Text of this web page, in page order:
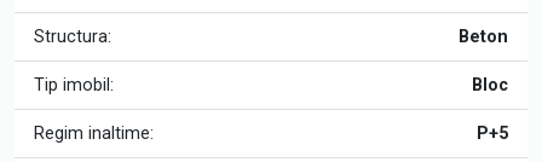
Structura: Beton
Tip imobil: Bloc
Regim inaltime: P+5